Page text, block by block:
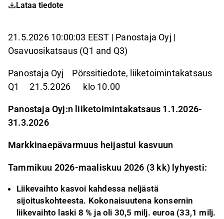
Lataa tiedote
21.5.2026 10:00:03 EEST | Panostaja Oyj |
Osavuosikatsaus (Q1 and Q3)
Panostaja Oyj Pörssitiedote, liiketoimintakatsaus
Q1 21.5.2026 klo 10.00
Panostaja Oyj:n liiketoimintakatsaus 1.1.2026-
31.3.2026
Markkinaepävarmuus heijastui kasvuun
Tammikuu 2026-maaliskuu 2026 (3 kk) lyhyesti:
Liikevaihto kasvoi kahdessa neljästä
sijoituskohteesta. Kokonaisuutena konsernin
liikevaihto laski 8 % ja oli 30,5 milj. euroa (33,1 milj.